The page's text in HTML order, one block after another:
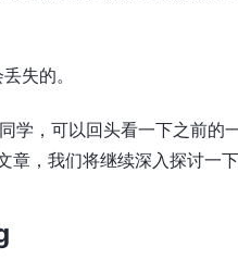
失的。
学，可以回头看一下之前的
章，我们将继续深入探讨一